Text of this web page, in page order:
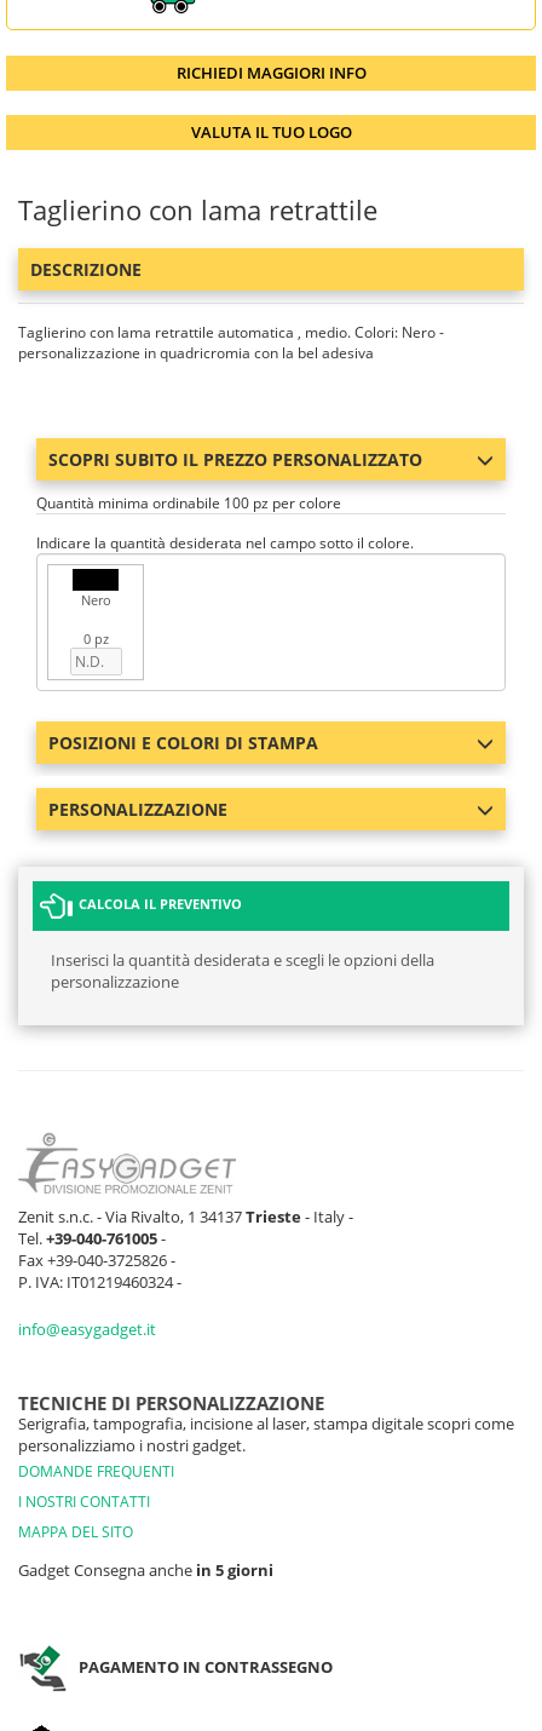
RICHIEDI MAGGIORI INFO
VALUTA IL TUO LOGO
Taglierino con lama retrattile
DESCRIZIONE
Taglierino con lama retrattile automatica , medio. Colori: Nero -
personalizzazione in quadricromia con la bel adesiva
SCOPRI SUBITO IL PREZZO PERSONALIZZATO
Quantità minima ordinabile 100 pz per colore
Indicare la quantità desiderata nel campo sotto il colore.
Nero
0 pz
POSIZIONI E COLORI DI STAMPA
PERSONALIZZAZIONE
CALCOLA IL PREVENTIVO
Inserisci la quantità desiderata e scegli le opzioni della
personalizzazione
Zenit s.n.c. - Via Rivalto, 1 34137Trieste- Italy -
Tel.+39-040-761005-
Fax +39-040-3725826 -
P. IVA: IT01219460324 -
info@easygadget.it
TECNICHE DI PERSONALIZZAZIONE
Serigrafia, tampografia, incisione al laser, stampa digitale scopri come
personalizziamo i nostri gadget.
DOMANDE FREQUENTI
I NOSTRI CONTATTI
MAPPA DEL SITO
Gadget Consegna anche in 5 giorni
PAGAMENTO IN CONTRASSEGNO